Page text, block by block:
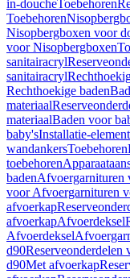
in-doucheToebehoren
Toebehoren
Nisopbergboxen voor
voor Nisopbergboxen
sanitairacryl
sanitairacryl
Rechthoekige baden
materiaal
materiaalBaden voor
baby'sInstallatie-
wandankersToebehoren
toebehoren
badenAfvoergarnituren
voor Afvoergarnituren
afvoerkap
afvoerkapAfvoerdeksel
Afvoerdeksel
d90
d90Met afvoerkap